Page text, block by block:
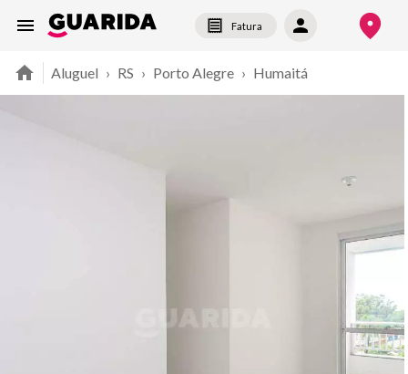
Fatura
Aluguel › RS › Porto Alegre › Humaitá